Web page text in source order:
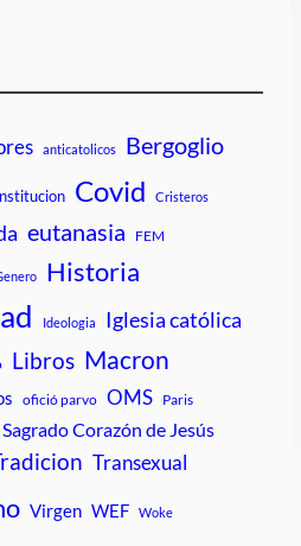
anticatolicos Bergoglio
Covid Cristeros
eutanasia FEM
Historia
Ideologia Iglesia católica
Libros Macron
ofició parvo OMS Paris
Sagrado Corazón de Jesús
Transexual
Virgen WEF Woke